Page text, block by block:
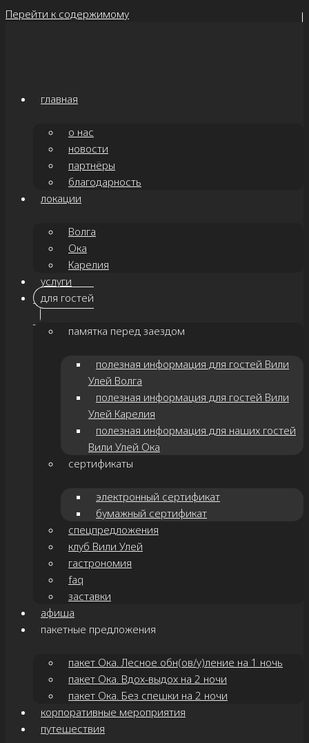
Перейти к содержимому
главная
о нас
новости
партнёры
благодарность
локации
Волга
Ока
Карелия
услуги
для гостей
памятка перед заездом
полезная информация для гостей Вили
Улей Волга
полезная информация для гостей Вили
Улей Карелия
полезная информация для наших гостей
Вили Улей Ока
сертификаты
электронный сертификат
бумажный сертификат
спецпредложения
клуб Вили Улей
гастрономия
faq
заставки
афиша
пакетные предложения
пакет Ока. Лесное обн(ов/у)ление на 1 ночь
пакет Ока. Вдох-выдох на 2 ночи
пакет Ока. Без спешки на 2 ночи
корпоративные мероприятия
путешествия